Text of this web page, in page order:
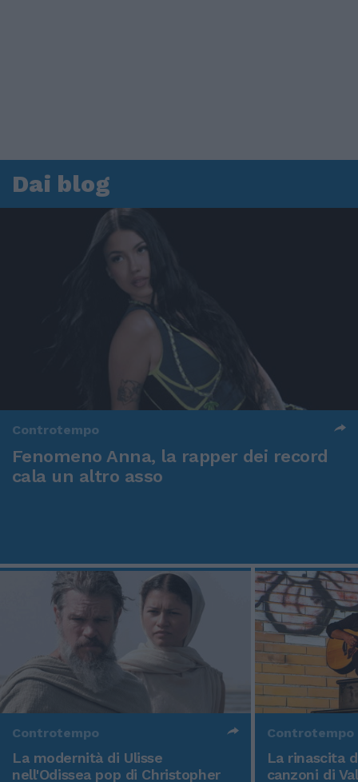
Dai blog
Controtempo
Fenomeno Anna, la rapper dei record
cala un altro asso
Controtempo
La modernità di Ulisse
nell'Odissea pop di Christopher
Controtempo
La rinascita
canzoni di